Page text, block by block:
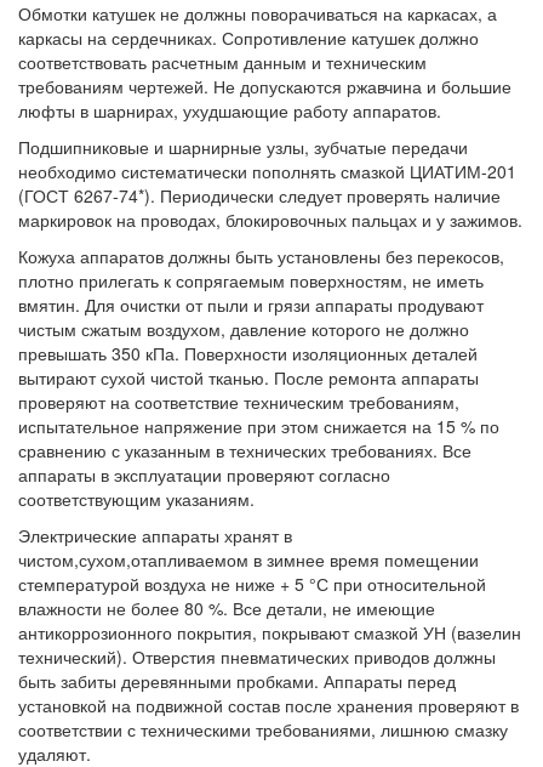
Обмотки катушек не должны поворачиваться на каркасах, а
каркасы на сердечниках. Сопротивление катушек должно
соответствовать расчетным данным и техническим
требованиям чертежей. Не допускаются ржавчина и большие
люфты в шарнирах, ухудшающие работу аппаратов.
Подшипниковые и шарнирные узлы, зубчатые передачи
необходимо систематически пополнять смазкой ЦИАТИМ-201
(ГОСТ 6267-74*). Периодически следует проверять наличие
маркировок на проводах, блокировочных пальцах и у зажимов.
Кожуха аппаратов должны быть установлены без перекосов,
плотно прилегать к сопрягаемым поверхностям, не иметь
вмятин. Для очистки от пыли и грязи аппараты продувают
чистым сжатым воздухом, давление которого не должно
превышать 350 кПа. Поверхности изоляционных деталей
вытирают сухой чистой тканью. После ремонта аппараты
проверяют на соответствие техническим требованиям,
испытательное напряжение при этом снижается на 15 % по
сравнению с указанным в технических требованиях. Все
аппараты в эксплуатации проверяют согласно
соответствующим указаниям.
Электрические аппараты хранят в
чистом,сухом,отапливаемом в зимнее время помещении
стемпературой воздуха не ниже + 5 °С при относительной
влажности не более 80 %. Все детали, не имеющие
антикоррозионного покрытия, покрывают смазкой УН (вазелин
технический). Отверстия пневматических приводов должны
быть забиты деревянными пробками. Аппараты перед
установкой на подвижной состав после хранения проверяют в
соответствии с техническими требованиями, лишнюю смазку
удаляют.